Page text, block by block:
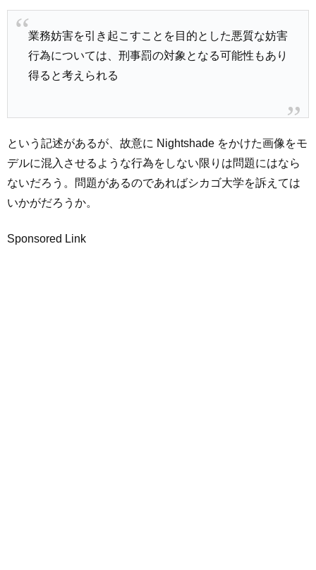
業務妨害を引き起こすことを目的とした悪質な妨害
行為については、刑事罰の対象となる可能性もあり
得ると考えられる
という記述があるが、故意に Nightshade をかけた画像をモ
デルに混入させるような行為をしない限りは問題にはなら
ないだろう。問題があるのであればシカゴ大学を訴えては
いかがだろうか。
Sponsored Link